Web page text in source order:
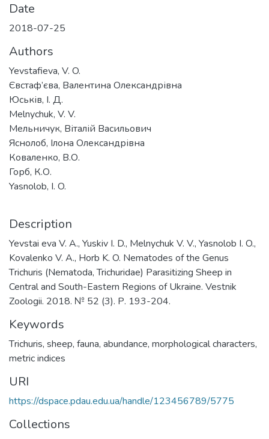
Date
2018-07-25
Authors
Yevstafieva, V. O.
Євстаф’єва, Валентина Олександрівна
Юськів, І. Д.
Melnychuk, V. V.
Мельничук, Віталій Васильович
Яснолоб, Ілона Олександрівна
Коваленко, В.О.
Горб, К.О.
Yasnolob, I. O.
Description
Yevstai eva V. A., Yuskiv I. D., Melnychuk V. V., Yasnolob I. O.,
Kovalenko V. A., Horb K. O. Nematodes of the Genus
Тrichuris (Nematoda, Trichuridae) Parasitizing Sheep in
Central and South-Eastern Regions of Ukraine. Vestnik
Zoologii. 2018. № 52 (3). Р. 193-204.
Keywords
Тrichuris, sheep, fauna, abundance, morphological characters,
metric indices
URI
https://dspace.pdau.edu.ua/handle/123456789/5775
Collections